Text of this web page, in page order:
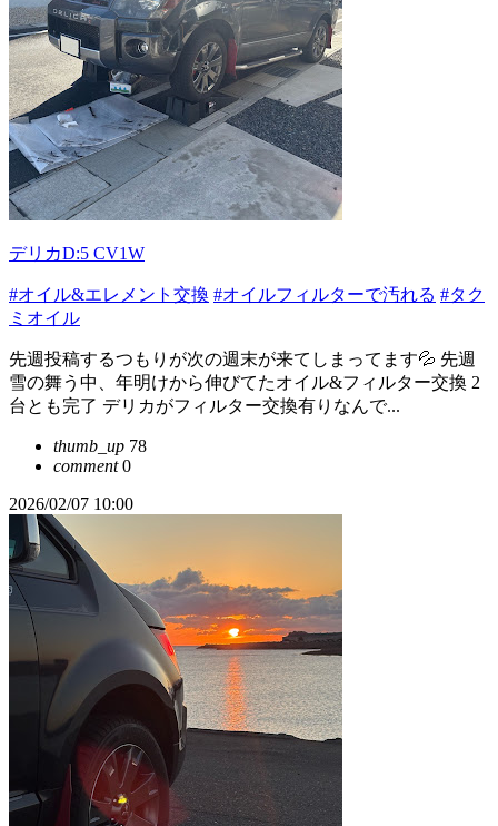
デリカD:5 CV1W
#オイル&エレメント交換 #オイルフィルターで汚れる #タク
ミオイル
先週投稿するつもりが次の週末が来てしまってます💦 先週
雪の舞う中、年明けから伸びてたオイル&フィルター交換 2
台とも完了 デリカがフィルター交換有りなんで...
thumb_up 78
comment0
2026/02/07 10:00